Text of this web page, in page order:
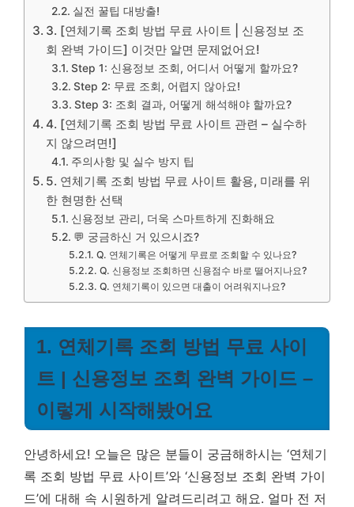
실전 꿀팁 대방출!
3. [연체기록 조회 방법 무료 사이트 | 신용정보 조
회 완벽 가이드] 이것만 알면 문제없어요!
Step 1: 신용정보 조회, 어디서 어떻게 할까요?
Step 2: 무료 조회, 어렵지 않아요!
Step 3: 조회 결과, 어떻게 해석해야 할까요?
4. [연체기록 조회 방법 무료 사이트 관련 – 실수하
지 않으려면!]
주의사항 및 실수 방지 팁
5. 연체기록 조회 방법 무료 사이트 활용, 미래를 위
한 현명한 선택
신용정보 관리, 더욱 스마트하게 진화해요
💬 궁금하신 거 있으시죠?
Q. 연체기록은 어떻게 무료로 조회할 수 있나요?
Q. 신용정보 조회하면 신용점수 바로 떨어지나요?
Q. 연체기록이 있으면 대출이 어려워지나요?
1. 연체기록 조회 방법 무료 사이
트 | 신용정보 조회 완벽 가이드 –
이렇게 시작해봤어요
안녕하세요! 오늘은 많은 분들이 궁금해하시는 ‘연체기
록 조회 방법 무료 사이트’와 ‘신용정보 조회 완벽 가이
드’에 대해 속 시원하게 알려드리려고 해요. 얼마 전 저